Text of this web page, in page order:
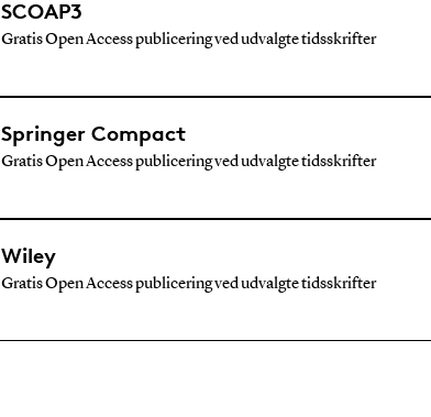
SCOAP3
Gratis Open Access publicering ved udvalgte tidsskrifter
Springer Compact
Gratis Open Access publicering ved udvalgte tidsskrifter
Wiley
Gratis Open Access publicering ved udvalgte tidsskrifter